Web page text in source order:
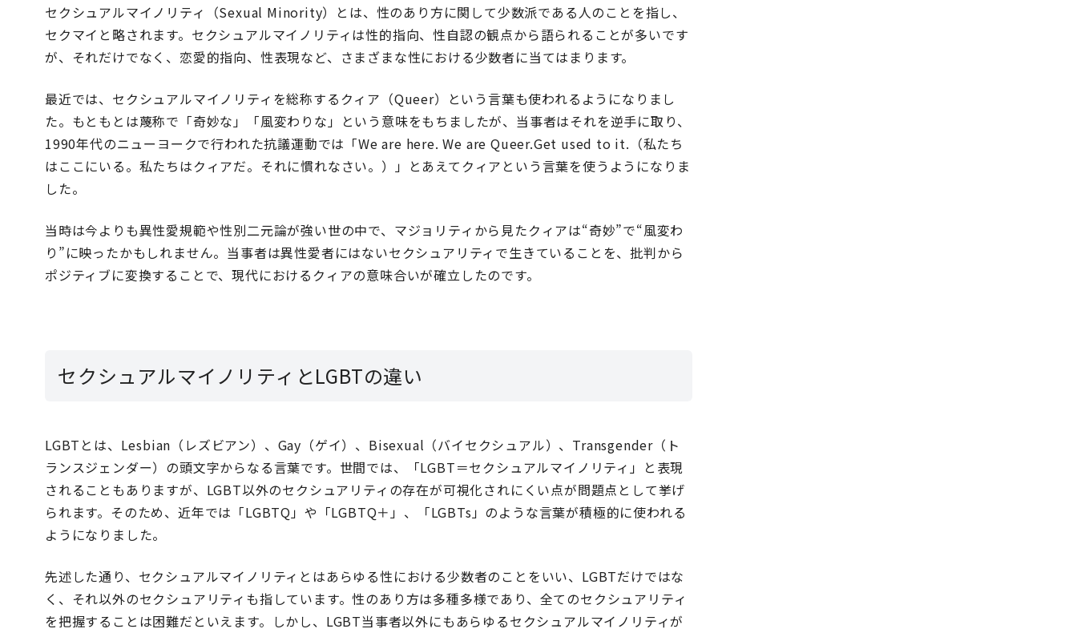
セクシュアルマイノリティ（Sexual Minority）とは、性のあり方に関して少数派である人のことを指し、
セクマイと略されます。セクシュアルマイノリティは性的指向、性自認の観点から語られることが多いです
が、それだけでなく、恋愛的指向、性表現など、さまざまな性における少数者に当てはまります。
最近では、セクシュアルマイノリティを総称するクィア（Queer）という言葉も使われるようになりまし
た。もともとは蔑称で「奇妙な」「風変わりな」という意味をもちましたが、当事者はそれを逆手に取り、
1990年代のニューヨークで行われた抗議運動では「We are here. We are Queer.Get used to it.（私たち
はここにいる。私たちはクィアだ。それに慣れなさい。）」とあえてクィアという言葉を使うようになりま
した。
当時は今よりも異性愛規範や性別二元論が強い世の中で、マジョリティから見たクィアは“奇妙”で“風変わ
り”に映ったかもしれません。当事者は異性愛者にはないセクシュアリティで生きていることを、批判から
ポジティブに変換することで、現代におけるクィアの意味合いが確立したのです。
セクシュアルマイノリティとLGBTの違い
LGBTとは、Lesbian（レズビアン）、Gay（ゲイ）、Bisexual（バイセクシュアル）、Transgender（ト
ランスジェンダー）の頭文字からなる言葉です。世間では、「LGBT＝セクシュアルマイノリティ」と表現
されることもありますが、LGBT以外のセクシュアリティの存在が可視化されにくい点が問題点として挙げ
られます。そのため、近年では「LGBTQ」や「LGBTQ＋」、「LGBTs」のような言葉が積極的に使われる
ようになりました。
先述した通り、セクシュアルマイノリティとはあらゆる性における少数者のことをいい、LGBTだけではな
く、それ以外のセクシュアリティも指しています。性のあり方は多種多様であり、全てのセクシュアリティ
を把握することは困難だといえます。しかし、LGBT当事者以外にもあらゆるセクシュアルマイノリティが